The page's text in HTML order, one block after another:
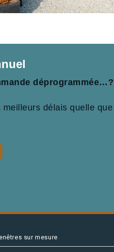
déprogrammée…?
délais quelle
sur mesure